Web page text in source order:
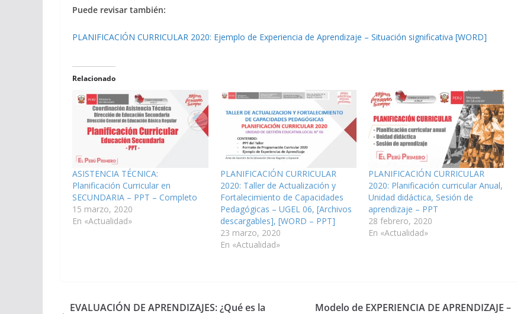
Puede revisar también:
PLANIFICACIÓN CURRICULAR 2020: Ejemplo de Experiencia de Aprendizaje – Situación significativa [WORD]
Relacionado
ASISTENCIA TÉCNICA:
Planificación Curricular en
SECUNDARIA – PPT – Completo
15 marzo, 2020
En «Actualidad»
PLANIFICACIÓN CURRICULAR
2020: Taller de Actualización y
Fortalecimiento de Capacidades
Pedagógicas – UGEL 06, [Archivos
descargables], [WORD – PPT]
23 marzo, 2020
En «Actualidad»
PLANIFICACIÓN CURRICULAR
2020: Planificación curricular Anual,
Unidad didáctica, Sesión de
aprendizaje – PPT
28 febrero, 2020
En «Actualidad»
EVALUACIÓN DE APRENDIZAJES: ¿Qué es la
Modelo de EXPERIENCIA DE APRENDIZAJE –